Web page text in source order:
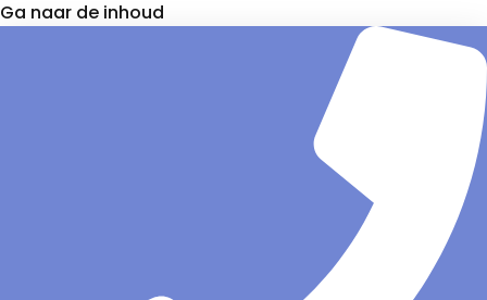
Ga naar de inhoud